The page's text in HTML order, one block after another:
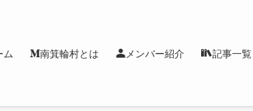
ム 南箕輪村とは メンバー紹介 記事一覧